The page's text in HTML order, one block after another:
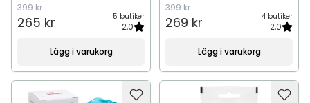
399 kr
265 kr 5 butiker
2,0
Lägg i varukorg
399 kr
269 kr 4 butiker
2,0
Lägg i varukorg